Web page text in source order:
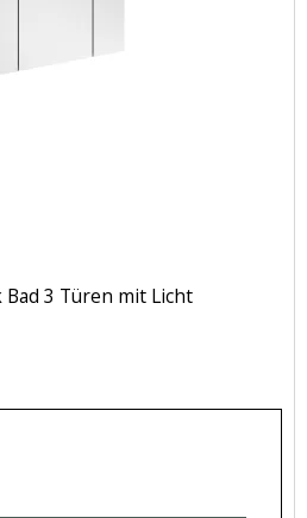
3 Türen mit Licht